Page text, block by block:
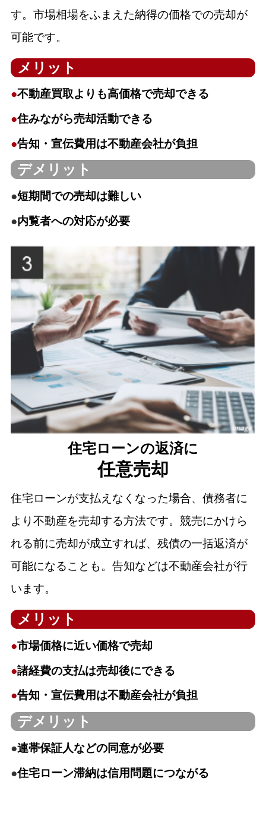
す。市場相場をふまえた納得の価格での売却が
可能です。
メリット
●不動産買取よりも高価格で売却できる
●住みながら売却活動できる
●告知・宣伝費用は不動産会社が負担
デメリット
●短期間での売却は難しい
●内覧者への対応が必要
住宅ローンの返済に
任意売却
住宅ローンが支払えなくなった場合、債務者に
より不動産を売却する方法です。競売にかけら
れる前に売却が成立すれば、残債の一括返済が
可能になることも。告知などは不動産会社が行
います。
メリット
●市場価格に近い価格で売却
●諸経費の支払は売却後にできる
●告知・宣伝費用は不動産会社が負担
デメリット
●連帯保証人などの同意が必要
●住宅ローン滞納は信用問題につながる